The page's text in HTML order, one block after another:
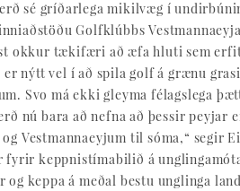
sé gríðarlega mikilvæg í
Golfklúbbs
okkur tækifæri að æfa hluti sem
er nýtt vel í að spila golf á grænu
Svo má ekki gleyma félagslega
nú bara að nefna að þessir
Vestmannaeyjum til sóma,“ segir
keppnistímabilið á
og keppa á meðal bestu unglinga